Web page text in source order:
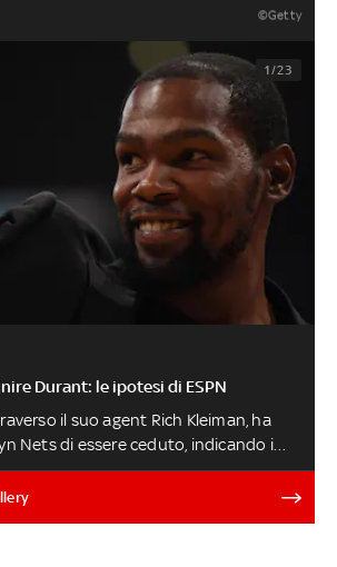
©Getty
1/23
Durant: le ipotesi di ESPN
il suo agent Rich Kleiman, ha
Nets di essere ceduto, indicando i
Suns come le sue destinazioni
però ha come priorità quella di